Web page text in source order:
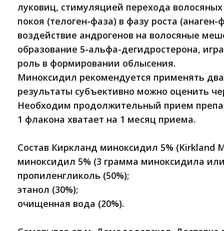
луковиц, стимуляцией перехода
покоя (телоген-фаза) в фазу роста
воздействие андрогенов на волосяные
образование 5-альфа-дегидростерона,
роль в формировании облысения.
Миноксидил рекомендуется применять
результаты субъективно можно оценить
Необходим продолжительный прием
1 флакона хватает на 1 месяц приема.
Состав Киркланд миноксидил 5% (Kirkland
миноксидил 5% (3 грамма миноксидила
пропиленгликоль (50%);
этанол (30%);
очищенная вода (20%).